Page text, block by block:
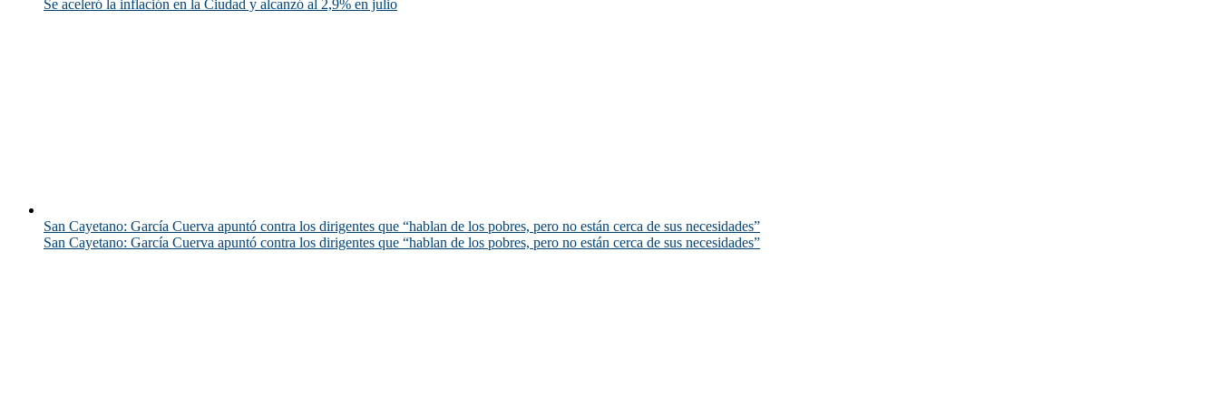
Se aceleró la inflación en la Ciudad y alcanzó al 2,9% en julio
San Cayetano: García Cuerva apuntó contra los dirigentes que “hablan de los pobres, pero no están cerca de sus necesidades”
San Cayetano: García Cuerva apuntó contra los dirigentes que “hablan de los pobres, pero no están cerca de sus necesidades”